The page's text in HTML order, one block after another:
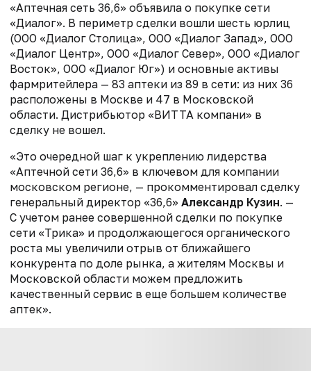
«Аптечная сеть 36,6» объявила о покупке сети
«Диалог». В периметр сделки вошли шесть юрлиц
(ООО «Диалог Столица», ООО «Диалог Запад», ООО
«Диалог Центр», ООО «Диалог Север», ООО «Диалог
Восток», ООО «Диалог Юг») и основные активы
фармритейлера — 83 аптеки из 89 в сети: из них 36
расположены в Москве и 47 в Московской
области. Дистрибьютор «ВИТТА компани» в
сделку не вошел.
«Это очередной шаг к укреплению лидерства
«Аптечной сети 36,6» в ключевом для компании
московском регионе, — прокомментировал сделку
генеральный директор «36,6» Александр Кузин. —
С учетом ранее совершенной сделки по покупке
сети «Трика» и продолжающегося органического
роста мы увеличили отрыв от ближайшего
конкурента по доле рынка, а жителям Москвы и
Московской области можем предложить
качественный сервис в еще большем количестве
аптек».